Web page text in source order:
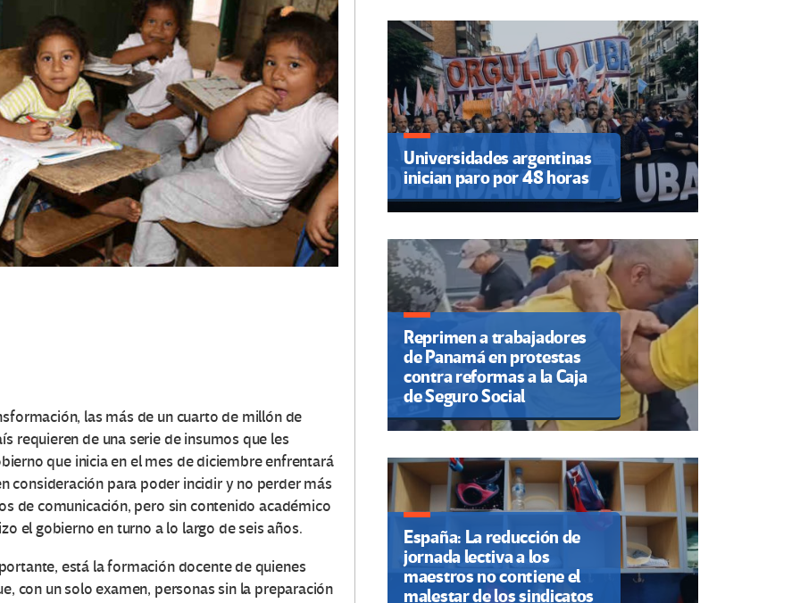
las más de un cuarto de millón de
requieren de una serie de insumos que les
que inicia en el mes de diciembre enfrentará
consideración para poder incidir y no perder más
de comunicación, pero sin contenido académico
el gobierno en turno a lo largo de seis años.
está la formación docente de quienes
con un solo examen, personas sin la preparación
Universidades argentinas
inician paro por 48 horas
Reprimen a trabajadores
de Panamá en protestas
contra reformas a la Caja
de Seguro Social
España: La reducción de
jornada lectiva a los
maestros no contiene el
malestar de los sindicatos